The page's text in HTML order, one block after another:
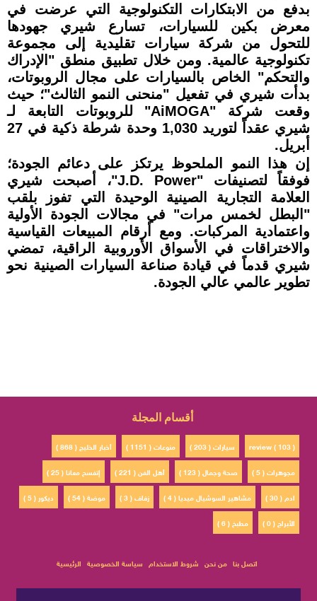
بدفع من الابتكارات التكنولوجية التي عرضت في
معرض بكين للسيارات، تسارع شيري جهودها
للتحول من شركة سيارات تقليدية إلى مجموعة
تكنولوجية عالمية. ومن خلال تطبيق منطق "الإدراك
والتحكم" الخاص بالسيارات على مجال الروبوتات،
بدأت شيري في تفعيل "منحنى النمو الثالث"؛ حيث
وقعت شركة "AiMOGA" للروبوتات التابعة لـ
شيري عقداً لتوريد 1,030 وحدة شرطة ذكية في 27
أبريل.
إن هذا النمو الملحوظ يرتكز على دعائم الجودة؛
فوفقاً لتصنيفات "J.D. Power"، أصبحت شيري
العلامة التجارية الصينية الوحيدة التي تفوز بلقب
"البطل لخمس مرات" في مجالات الجودة الأولية
واعتمادية المركبات. ومع أرقام المبيعات القياسية
والاختراقات في الأسواق الأوروبية الراقية، تمضي
شيري قدماً في قيادة صناعة السيارات الصينية نحو
تطوير عالمي عالي الجودة.
أقسام المجلة
أخبار الخليج ( 868 ) منوعات ( 1151 ) سيارات ( 203 )
review ( 103 )
إتفسح معانا ( 25 )
أهل الفن ( 221 ) صحة وجمال ( 123 )
مجوهرات ( 5 )
ديكور ( 5 )
موضة ( 54 ) زفاف ( 3 ) مشاهير السوشيال ميديا ( 4 )
ادم ( 30 )
مطبخ ( 6 )
الأبراج ( 0 )
الرئيسية سياسة الخصوصية شروط الاستخدام من نحن اتصل بنا